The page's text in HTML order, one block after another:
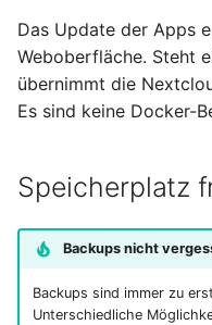
Das Update der Apps
Weboberfläche. Steht
übernimmt die
Es sind keine Docker-
Speicherplatz
Backups nicht
Backups sind immer zu
Unterschiedliche